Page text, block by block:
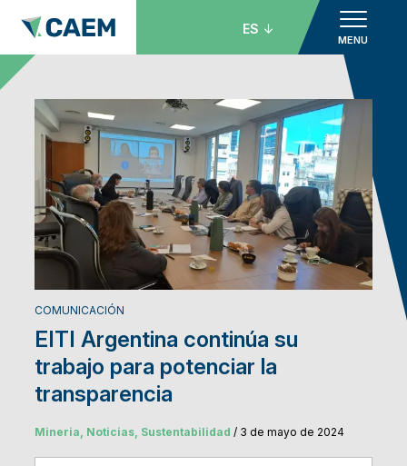
MENU
ES
COMUNICACIÓN
EITI Argentina continúa su
trabajo para potenciar la
transparencia
Mineria, Noticias, Sustentabilidad / 3 de mayo de 2024